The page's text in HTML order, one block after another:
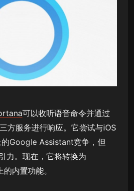
可以收听语音命令并通过
方服务进行响应。它尝试与iOS
Google Assistant竞争，但
力。现在，它将转换为
内置功能。